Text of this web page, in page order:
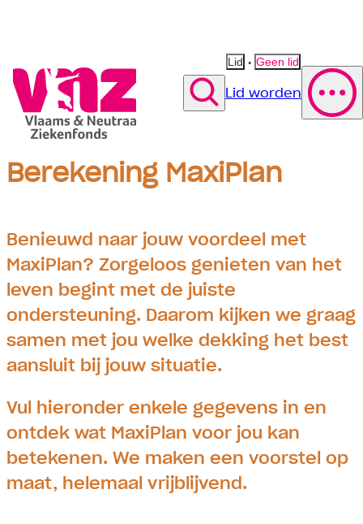
Lid • Geen lid
Lid worden
Polis wijzigen Suggestie Vergoeding fysiotherapie
Berekening MaxiPlan
Benieuwd naar jouw voordeel met
MaxiPlan? Zorgeloos genieten van het
leven begint met de juiste
ondersteuning. Daarom kijken we graag
samen met jou welke dekking het best
aansluit bij jouw situatie.
Vul hieronder enkele gegevens in en
ontdek wat MaxiPlan voor jou kan
betekenen. We maken een voorstel op
maat, helemaal vrijblijvend.